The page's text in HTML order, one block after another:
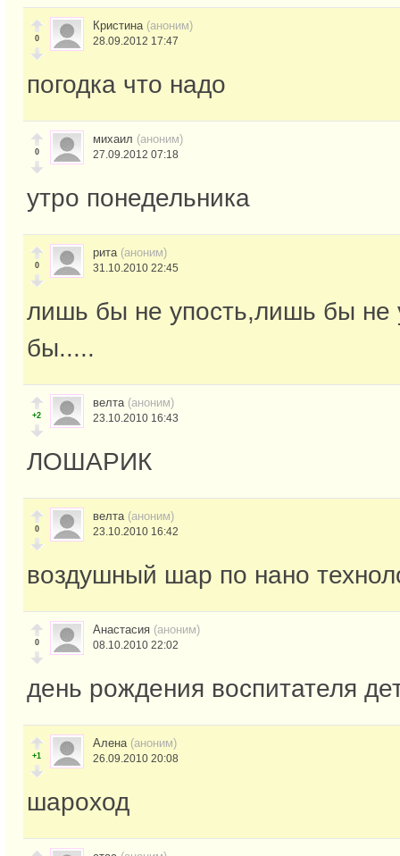
0
Кристина (аноним)
28.09.2012 17:47
погодка что надо
0
михаил (аноним)
27.09.2012 07:18
утро понедельника
0
рита (аноним)
31.10.2010 22:45
лишь бы не упость,лишь бы не
бы.....
+2
велта (аноним)
23.10.2010 16:43
ЛОШАРИК
0
велта (аноним)
23.10.2010 16:42
воздушный шар по нано
0
Анастасия (аноним)
08.10.2010 22:02
день рождения воспитателя
+1
Алена (аноним)
26.09.2010 20:08
шароход